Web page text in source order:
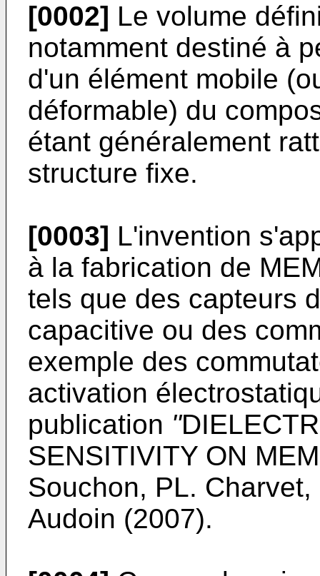
[0002] Le volume
notamment destiné à
d'un élément mobile
déformable) du
étant généralement
structure fixe.
[0003] L'invention
à la fabrication de
tels que des capteurs
capacitive ou des
exemple des
activation
publication "
SENSITIVITY ON
Souchon, PL.
Audoin (2007).